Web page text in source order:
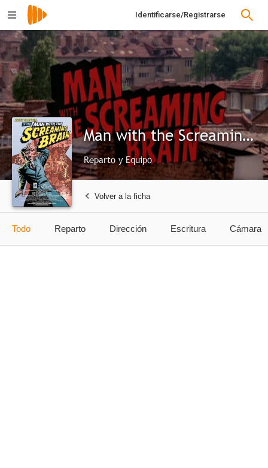
Identificarse/Registrarse
Man with the Screaming Brain
Reparto y Equipo
Volver a la ficha
Todo Reparto Dirección Escritura Cámara